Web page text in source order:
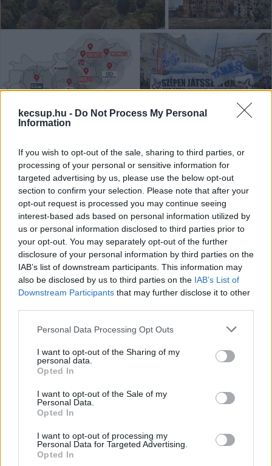
kecsup.hu - Do Not Process My Personal
Information
If you wish to opt-out of the sale, sharing to third parties, or
processing of your personal or sensitive information for
targeted advertising by us, please use the below opt-out
section to confirm your selection. Please note that after your
opt-out request is processed you may continue seeing
interest-based ads based on personal information utilized by
us or personal information disclosed to third parties prior to
your opt-out. You may separately opt-out of the further
disclosure of your personal information by third parties on the
IAB’s list of downstream participants. This information may
also be disclosed by us to third parties on the IAB’s List of
Downstream Participants that may further disclose it to other
Please note that this website/app uses one or more Google
not limited to your visit or usage behaviour. You may click to
grant or deny consent to Google and its third-party tags to
use your data for below specified purposes in below Google
consent section.
Personal Data Processing Opt Outs
I want to opt-out of the Sharing of my
personal data.
Opted In
I want to opt-out of the Sale of my
Personal Data.
Opted In
I want to opt-out of processing my
Personal Data for Targeted Advertising.
Opted In
Orbán Debrecenben, káromkodó
Jászapátiban, futsalpálya
egymilliárdból Veszprémben
A Dél-Alföldön is megosztja az embereket a közélet,
Jászapátiban káromkodva fenyegetőzik a kormánypárti
képviselő, Debrecenben "mocskos fideszezés"
L Lapszemle 2026. 04. 11.